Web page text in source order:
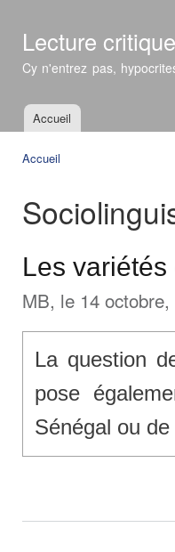
Lecture critique
Cy n'entrez pas,
Menu principal
Accueil
Accueil
Les
MB, le 14
La question
pose
Sénégal ou